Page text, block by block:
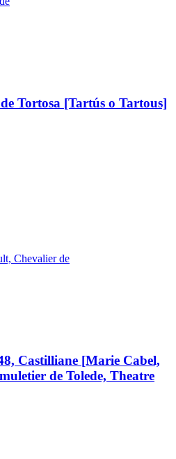
Tortosa [Tartús o Tartous]
Chevalier de
Castilliane [Marie Cabel,
de Tolede, Theatre